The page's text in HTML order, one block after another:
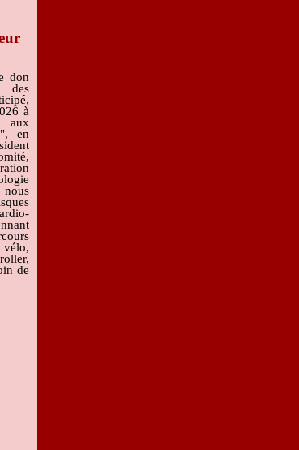
don
des
à
aux
en
vélo,
de